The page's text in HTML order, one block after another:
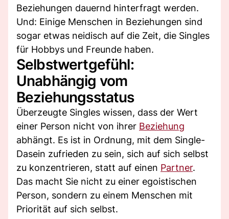
Beziehungen dauernd hinterfragt werden.
Und: Einige Menschen in Beziehungen sind
sogar etwas neidisch auf die Zeit, die Singles
für Hobbys und Freunde haben.
Selbstwertgefühl:
Unabhängig vom
Beziehungsstatus
Überzeugte Singles wissen, dass der Wert
einer Person nicht von ihrer Beziehung
abhängt. Es ist in Ordnung, mit dem Single-
Dasein zufrieden zu sein, sich auf sich selbst
zu konzentrieren, statt auf einen Partner.
Das macht Sie nicht zu einer egoistischen
Person, sondern zu einem Menschen mit
Priorität auf sich selbst.